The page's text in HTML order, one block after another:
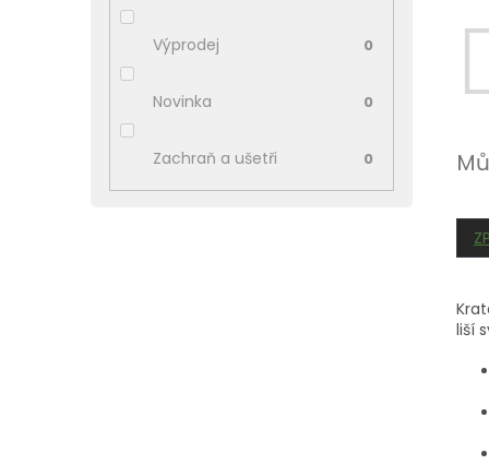
Výprodej 0
Novinka 0
Zachraň a ušetři 0
liší